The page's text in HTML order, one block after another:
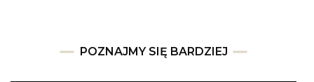
POZNAJMY SIĘ BARDZIEJ